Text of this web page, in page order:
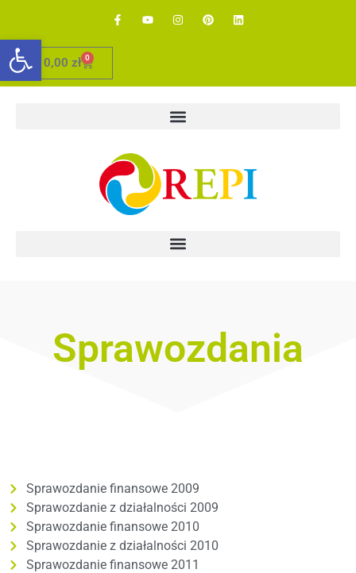
Otwórz pasek narzędzi
0,00 zł 0
Sprawozdania
Sprawozdanie finansowe 2009
Sprawozdanie z działalności 2009
Sprawozdanie finansowe 2010
Sprawozdanie z działalności 2010
Sprawozdanie finansowe 2011